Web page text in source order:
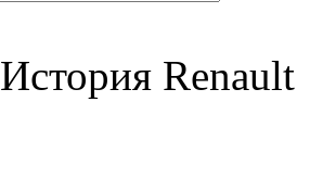
История Renault